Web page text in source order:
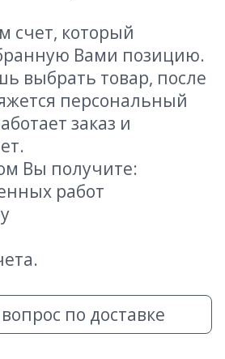
счет, который
Вами позицию.
выбрать товар, после
персональный
заказ и
Вы получите:
работ
по доставке